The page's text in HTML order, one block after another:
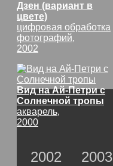
Дзен (вариант в
цвете)
цифровая обработка
фотографий,
2002
Вид на Ай-Петри с
Солнечной тропы
акварель,
2000
2002
2003